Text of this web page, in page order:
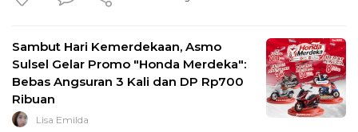
Sambut Hari Kemerdekaan, Asmo
Sulsel Gelar Promo "Honda Merdeka":
Bebas Angsuran 3 Kali dan DP Rp700
Ribuan
Lisa Emilda